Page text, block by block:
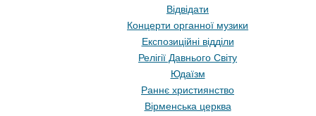
Відвідати
Концерти органної музики
Експозиційні відділи
Релігії Давнього Світу
Юдаїзм
Раннє християнство
Вірменська церква